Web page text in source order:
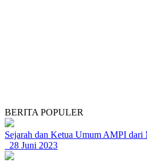
BERITA POPULER
Sejarah dan Ketua Umum AMPI dari
28 Juni 2023